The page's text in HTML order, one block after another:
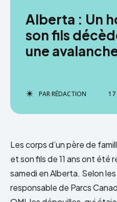
Alberta : Un
son fils
une
PARRÉDACTION 17
Les corps d’un père de
et son fils de 11 ans ont été
samedi en Alberta. Selon
responsable de Parcs